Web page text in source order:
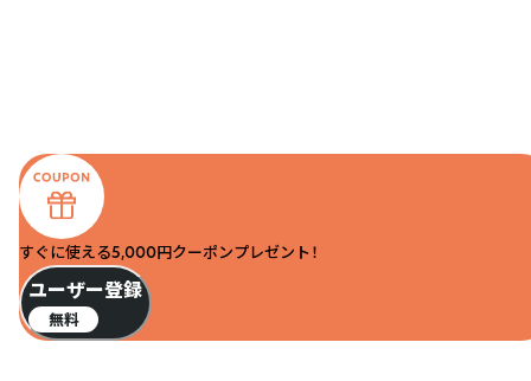
すぐに使える5,000円クーポンプレゼント！
ユーザー登録
無料